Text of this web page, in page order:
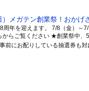
メガテン創業祭！おかげ
周年を迎えます。 7/8（金）～
らご覧ください ★創業祭中、
にお配りしている抽選券も対